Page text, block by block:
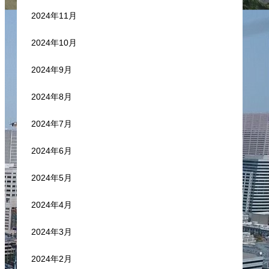
2024年11月
2024年10月
2024年9月
2024年8月
2024年7月
2024年6月
2024年5月
2024年4月
2024年3月
2024年2月